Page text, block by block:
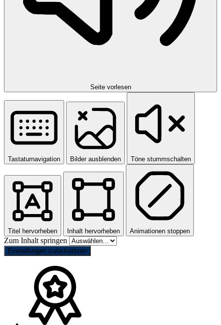
Seite vorlesen
Tastaturnavigation Bilder ausblenden Töne stummschalten
Titel hervorheben Inhalt hervorheben Animationen stoppen
Zum Inhalt springen
Einstellungen zurücksetzen